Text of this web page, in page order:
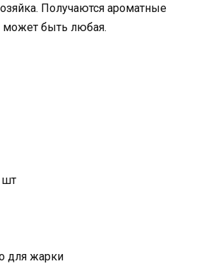
Получаются ароматные
может быть любая.
шт
для жарки